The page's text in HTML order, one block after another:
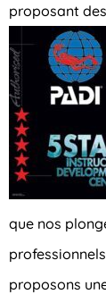
proposant
que nos
proposons